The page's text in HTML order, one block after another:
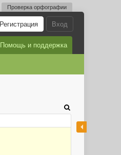
Проверка орфографии
Вход
Регистрация
Помощь и поддержка